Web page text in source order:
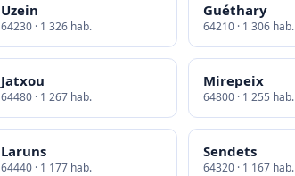
Uzein
64230 · 1 326 hab.
Guéthary
64210 · 1 306 hab.
Jatxou
64480 · 1 267 hab.
Mirepeix
64800 · 1 255 hab.
Laruns
64440 · 1 177 hab.
Sendets
64320 · 1 167 hab.